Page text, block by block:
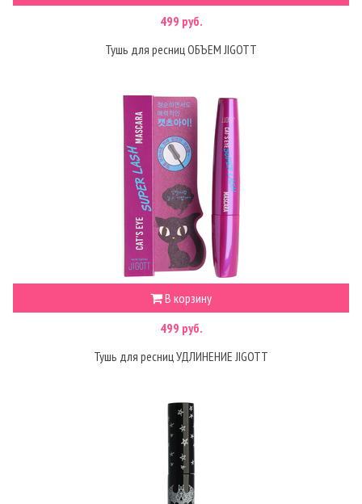
499 руб.
Тушь для ресниц ОБЪЕМ JIGOTT
В корзину
499 руб.
Тушь для ресниц УДЛИНЕНИЕ JIGOTT